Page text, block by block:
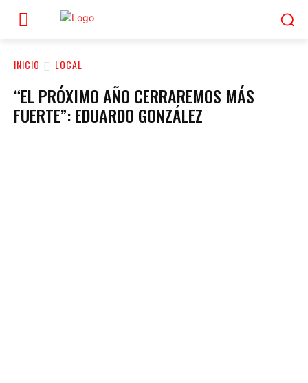
INICIO LOCAL
“EL PRÓXIMO AÑO CERRAREMOS MÁS
FUERTE”: EDUARDO GONZÁLEZ